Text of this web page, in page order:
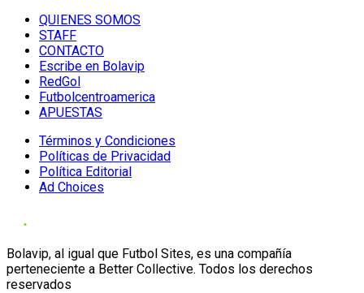
QUIENES SOMOS
STAFF
CONTACTO
Escribe en Bolavip
RedGol
Futbolcentroamerica
APUESTAS
Términos y Condiciones
Políticas de Privacidad
Política Editorial
Ad Choices
Bolavip, al igual que Futbol Sites, es una compañía
perteneciente a Better Collective. Todos los derechos
reservados